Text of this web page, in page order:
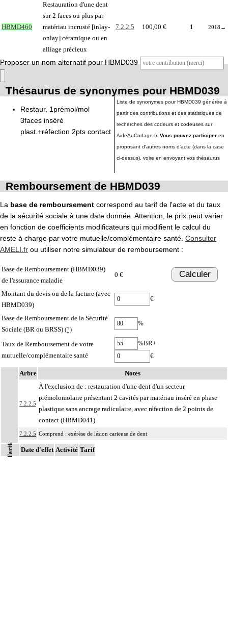
HBMD460
Restauration d'une dent
sur 2 faces ou plus par
matériau incrusté [inlay-
onlay] céramique ou en
alliage précieux
7.2.2.5 100,00 € 1 2018 →
Proposer un nom alternatif pour HBMD039
Thésaurus de synonymes pour HBMD039
Restaur. 1prémol/mol
3faces inséré
plast.+réfection 2pts contact
Liste de synonymes pour HBMD039 générée à
partir des contributions et des statistiques de
recherches des codeurs et codeuses sur
AideAuCodage.fr. Vous pouvez participer en
proposant d'autres noms d'acte (dans la case
ci-dessus), voire en envoyant vos thésaurus
Remboursement de HBMD039
La base de remboursement correspond au tarif de l'acte et du taux
de la sécurité sociale à une date donnée. Attention, le prix peut varier
en fonction de coefficients modificateurs qui modifient le calcul du
reste à charge par votre mutuelle/complémentaire santé. Consulter
AMELI.fr ou utiliser notre simulateur de remboursement :
Base de Remboursement (HBMD039)
de l'assurance maladie
0 € Calculer
Montant du devis ou de la facture (avec
HBMD039)
€
Base de Remboursement de la Sécurité
Sociale (BR ou BRSS) (?)
%
Taux de Remboursement de votre
mutuelle/complémentaire santé
%BR+
€
Arbre Notes
7.2.2.5
À l'exclusion de : restauration d'une dent d'un secteur
prémolomolaire présentant 2 cavités par matériau inséré en phase
plastique sans ancrage radiculaire, avec réfection de 2 points de
contact (HBMD041)
7.2.2.5 Comprend : exérèse de lésion carieuse de dent
7.2.2.5 Avec ou sans recouvrement cuspidien
Tarifs Date d'effet Activité Tarif